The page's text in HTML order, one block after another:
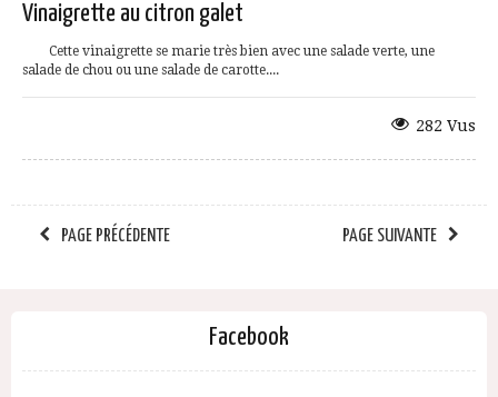
Vinaigrette au citron galet
Cette vinaigrette se marie très bien avec une salade verte, une
salade de chou ou une salade de carotte....
282 Vus
PAGE PRÉCÉDENTE PAGE SUIVANTE
Facebook